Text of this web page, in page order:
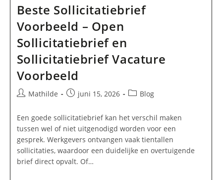
Beste Sollicitatiebrief
Voorbeeld – Open
Sollicitatiebrief en
Sollicitatiebrief Vacature
Voorbeeld
BerichtMathilde
Bericht
op:
juni 15, 2026 Berichtcategorie:
Blog
Een goede sollicitatiebrief kan het verschil maken
tussen wel of niet uitgenodigd worden voor een
gesprek. Werkgevers ontvangen vaak tientallen
sollicitaties, waardoor een duidelijke en overtuigende
brief direct opvalt. Of…